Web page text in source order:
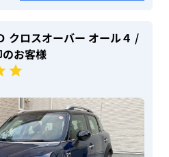
クロスオーバー オール４ /
のお客様